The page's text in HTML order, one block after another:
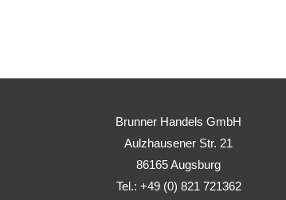
Brunner Handels GmbH
Aulzhausener Str. 21
86165 Augsburg
Tel.: +49 (0) 821 721362